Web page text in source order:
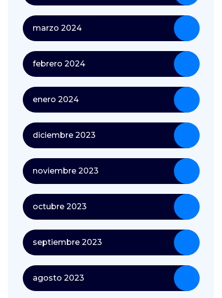
marzo 2024
febrero 2024
enero 2024
diciembre 2023
noviembre 2023
octubre 2023
septiembre 2023
agosto 2023